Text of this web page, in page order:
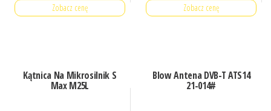
Zobacz cenę Zobacz cenę
Kątnica Na Mikrosilnik S
Max M25L
Blow Antena DVB-T ATS14
21-014#